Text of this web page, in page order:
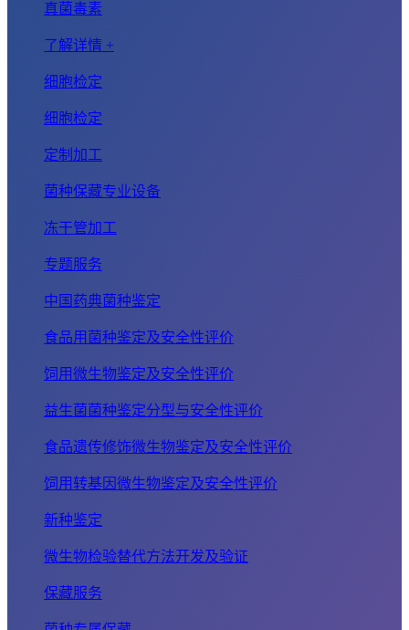
真菌毒素
了解详情 +
细胞检定
细胞检定
定制加工
菌种保藏专业设备
冻干管加工
专题服务
中国药典菌种鉴定
食品用菌种鉴定及安全性评价
饲用微生物鉴定及安全性评价
益生菌菌种鉴定分型与安全性评价
食品遗传修饰微生物鉴定及安全性评价
饲用转基因微生物鉴定及安全性评价
新种鉴定
微生物检验替代方法开发及验证
保藏服务